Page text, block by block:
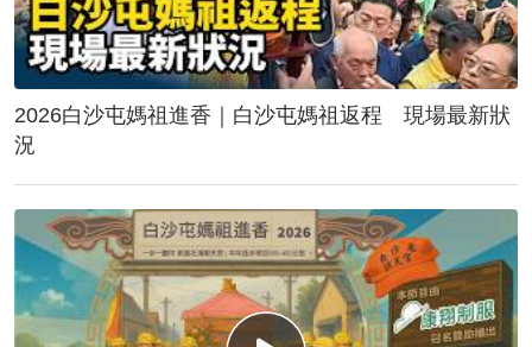
2026白沙屯媽祖進香｜白沙屯媽祖返程 現場最新狀
況